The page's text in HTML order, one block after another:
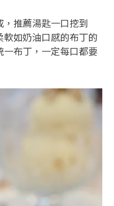
推薦湯匙一口挖到
如奶油口感的布丁的
布丁，一定每口都要